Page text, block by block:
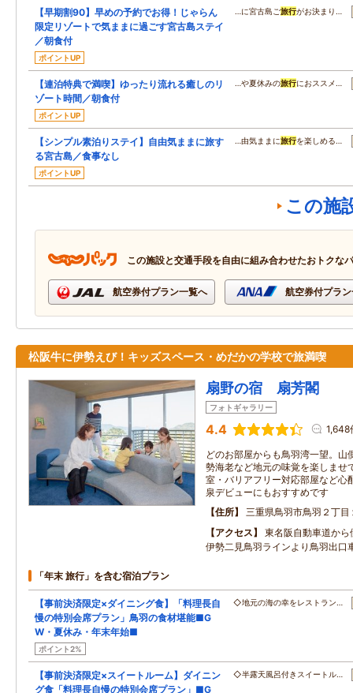
【早期割90】早めの予約でお得！じゃらん
限定リゾートで気ままに過ごす宮古島ステイ
／朝食付
ポイントUP
…に宮古島ご旅行がお決まり…
【連泊特典で満喫】ゆったり流れる癒しのリ
ゾート時間／朝食付
ポイントUP
…や夏休みの旅行におススメ…
【シンプル素泊りステイ】自由気ままに旅す
る宮古島／食事なし
ポイントUP
…由気ままに旅行を楽しめる…
この施
この施設と交通手段を自由に組み合わせたおトクな
航空券付プラン一覧へ 航空券付プラ
松阪牛に伊勢えび！キッズスペース・めだかの学校で旅満喫
扇野の宿 扇芳閣
フォトギャラリー
4.4 1,648
どのお部屋からも鳥羽湾一望。山
勢海老など地元の味覚を楽しませ
室・バリアフリー対応部屋など
泉デビューにもおすすめです
住所
三重県鳥羽市鳥羽２丁目
アクセス
東名阪自動車道か
伊勢二見鳥羽ラインより鳥羽出口
「年末 旅行」を含む宿泊プラン
【事前決済限定×ダイニング食】「料理長自
慢の特別会席プラン」鳥羽の食材堪能■G
W・夏休み・年末年始■
ポイント2%
◇地元の海の幸をレストラン…
【事前決済限定×スイートルーム】ダイニン
グ食「料理長自慢の特別会席プラン」■G
◇半露天風呂付きスイートル…